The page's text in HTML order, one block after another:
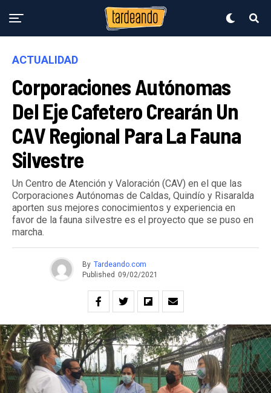
ACTUALIDAD
Corporaciones Autónomas
Del Eje Cafetero Crearán Un
CAV Regional Para La Fauna
Silvestre
Un Centro de Atención y Valoración (CAV) en el que las
Corporaciones Autónomas de Caldas, Quindío y Risaralda
aporten sus mejores conocimientos y experiencia en
favor de la fauna silvestre es el proyecto que se puso en
marcha.
By Tardeando.com
Published 09/02/2021